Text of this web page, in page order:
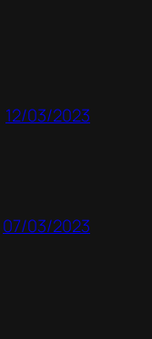
12/03/2023
07/03/2023